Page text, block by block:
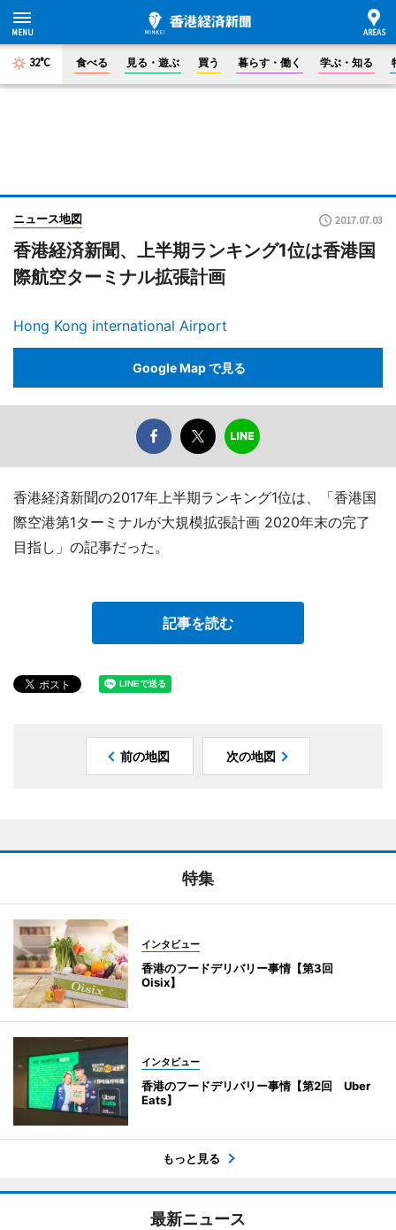
32°C 食べる 見る・遊ぶ 買う 暮らす・働く 学ぶ・知る
ニュース地図 2017.07.03
香港経済新聞、上半期ランキング1位は香港国
際航空ターミナル拡張計画
Hong Kong international Airport
Google Map で見る
香港経済新聞の2017年上半期ランキング1位は、「香港国
際空港第1ターミナルが大規模拡張計画 2020年末の完了
目指し」の記事だった。
記事を読む
前の地図 次の地図
特集
インタビュー
香港のフードデリバリー事情【第3回
Oisix】
インタビュー
香港のフードデリバリー事情【第2回 Uber
Eats】
もっと見る
最新ニュース